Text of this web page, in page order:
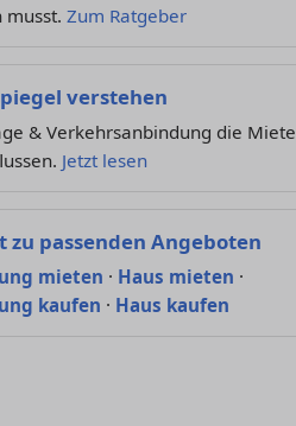
musst. Zum Ratgeber
verstehen
& Verkehrsanbindung die Miete
Jetzt lesen
zu passenden Angeboten
mieten · Haus mieten ·
kaufen · Haus kaufen